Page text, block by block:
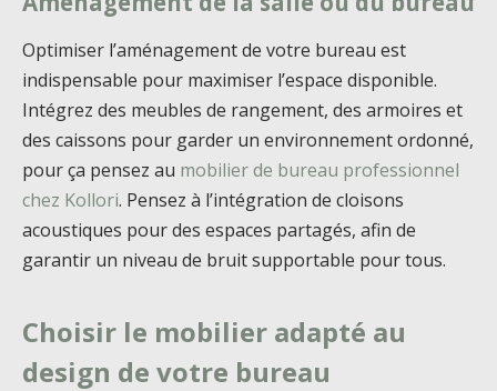
Optimiser l’aménagement de votre bureau est
indispensable pour maximiser l’espace disponible.
Intégrez des meubles de rangement, des armoires et
des caissons pour garder un environnement ordonné,
pour ça pensez au mobilier de bureau professionnel
chez Kollori. Pensez à l’intégration de cloisons
acoustiques pour des espaces partagés, afin de
garantir un niveau de bruit supportable pour tous.
Choisir le mobilier adapté au
design de votre bureau